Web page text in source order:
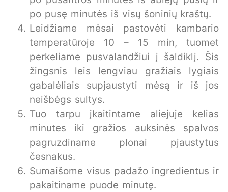
po pusę minutės iš visų šoninių kraštų.
Leidžiame mėsai pastovėti kambario
temperatūroje 10 – 15 min, tuomet
perkeliame pusvalandžiui į šaldiklį. Šis
žingsnis leis lengviau gražiais lygiais
gabalėliais supjaustyti mėsą ir iš jos
neišbėgs sultys.
Tuo tarpu įkaitintame aliejuje kelias
minutes iki gražios auksinės spalvos
pagruzdiname plonai pjaustytus
česnakus.
Sumaišome visus padažo ingredientus ir
pakaitiname puode minutę.